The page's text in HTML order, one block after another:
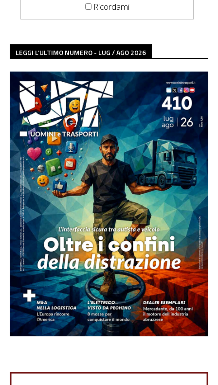
Ricordami
LEGGI L'ULTIMO NUMERO - LUG / AGO 2026